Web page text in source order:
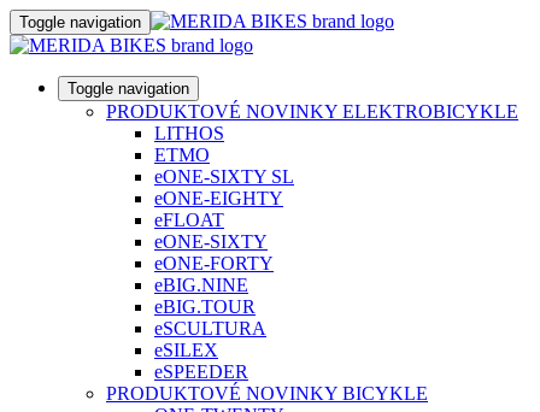
Toggle navigation
Toggle navigation
PRODUKTOVÉ NOVINKY ELEKTROBICYKLE
LITHOS
ETMO
eONE-SIXTY SL
eONE-EIGHTY
eFLOAT
eONE-SIXTY
eONE-FORTY
eBIG.NINE
eBIG.TOUR
eSCULTURA
eSILEX
eSPEEDER
PRODUKTOVÉ NOVINKY BICYKLE